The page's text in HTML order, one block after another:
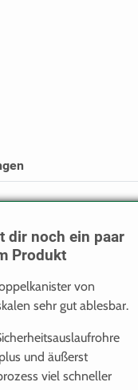
dir noch ein paar
Produkt
von
sehr gut ablesbar.
und äußerst
viel schneller